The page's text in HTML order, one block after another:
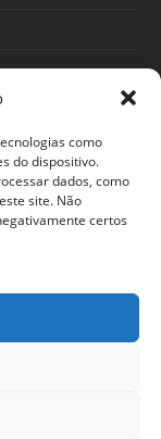
como
do dispositivo.
dados, como
site. Não
certos
tome conta da